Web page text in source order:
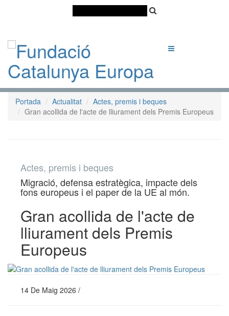
Portada Actualitat
Actes, premis i beques
Gran acollida de l'acte de lliurament dels Premis Europeus
Actes, premis i beques
Migració, defensa estratègica, impacte dels
fons europeus i el paper de la UE al món.
Gran acollida de l'acte de
lliurament dels Premis
Europeus
14 De Maig 2026 /